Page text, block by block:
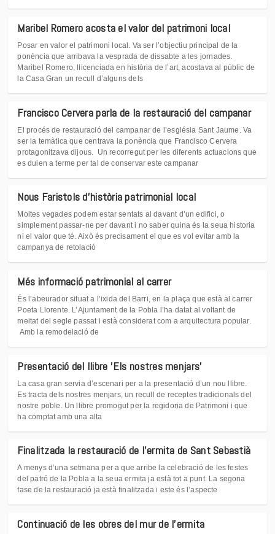
Maribel Romero acosta el valor del patrimoni local
Posar en valor el patrimoni local. Va ser l’objectiu principal de la
ponència que arribava la vesprada de dissabte a les jornades.
Maribel Romero, llicenciada en història de l’art, acostava al públic de
la Casa Gran un recull d’alguns dels
Francisco Cervera parla de la restauració del campanar
El procés de restauració del campanar de l’església Sant Jaume. Va
ser la temàtica que centrava la ponència que Francisco Cervera
protagonitzava dijous. Un recorregut per les diferents actuacions que
es duien a terme per tal de conservar este campanar
Nous Faristols d'història patrimonial local
Moltes vegades podem estar sentats al davant d’un edifici, o
simplement passar-ne per davant i no saber quina és la seua historia
ni el valor que té. Això és precisament el que es vol evitar amb la
campanya de retolació
Més informació patrimonial al carrer
És l’abeurador situat a l’ixida del Barri, en la plaça que està al carrer
Poeta Llorente. L’Ajuntament de la Pobla l’ha datat al voltant de
meitat del segle passat i està considerat com a arquitectura popular.
Amb la remodelació de
Presentació del llibre 'Els nostres menjars'
La casa gran servia d’escenari per a la presentació d’un nou llibre.
Es tracta dels nostres menjars, un recull de receptes tradicionals del
nostre poble. Un llibre promogut per la regidoria de Patrimoni i que
ha comptat amb una alta
Finalitzada la restauració de l'ermita de Sant Sebastià
A menys d’una setmana per a que arribe la celebració de les festes
del patró de la Pobla a la seua ermita ja està tot a punt. La segona
fase de la restauració ja està finalitzada i este és l’aspecte
Continuació de les obres del mur de l'ermita